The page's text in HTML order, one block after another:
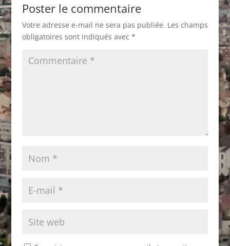
Poster le commentaire
Votre adresse e-mail ne sera pas publiée. Les champs
obligatoires sont indiqués avec *